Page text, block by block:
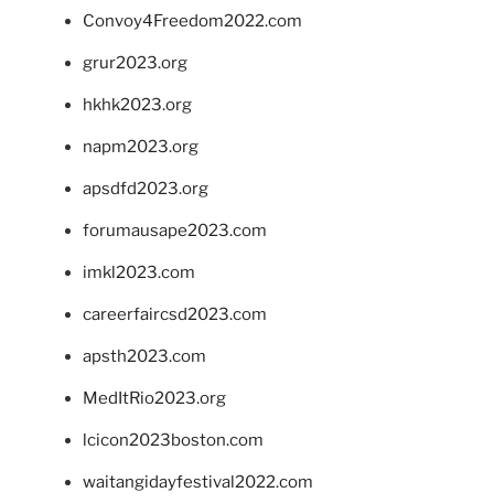
Convoy4Freedom2022.com
grur2023.org
hkhk2023.org
napm2023.org
apsdfd2023.org
forumausape2023.com
imkl2023.com
careerfaircsd2023.com
apsth2023.com
MedItRio2023.org
lcicon2023boston.com
waitangidayfestival2022.com